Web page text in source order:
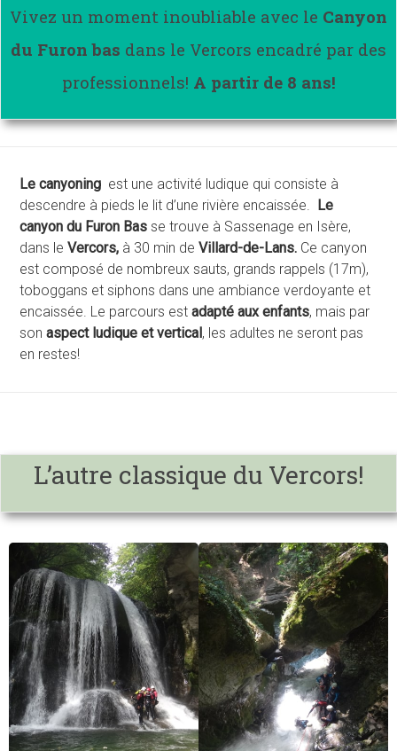
Vivez un moment inoubliable avec le Canyon
du Furon bas dans le Vercors encadré par des
professionnels! A partir de 8 ans!
Le canyoning est une activité ludique qui consiste à
descendre à pieds le lit d’une rivière encaissée. Le
canyon du Furon Bas se trouve à Sassenage en Isère,
dans leVercors, à 30 min de Villard-de-Lans. Ce canyon
est composé de nombreux sauts, grands rappels (17m),
toboggans et siphons dans une ambiance verdoyante et
encaissée. Le parcours estadapté aux enfants, mais par
sonaspect ludique et vertical, les adultes ne seront pas
en restes!
L’autre classique du Vercors!